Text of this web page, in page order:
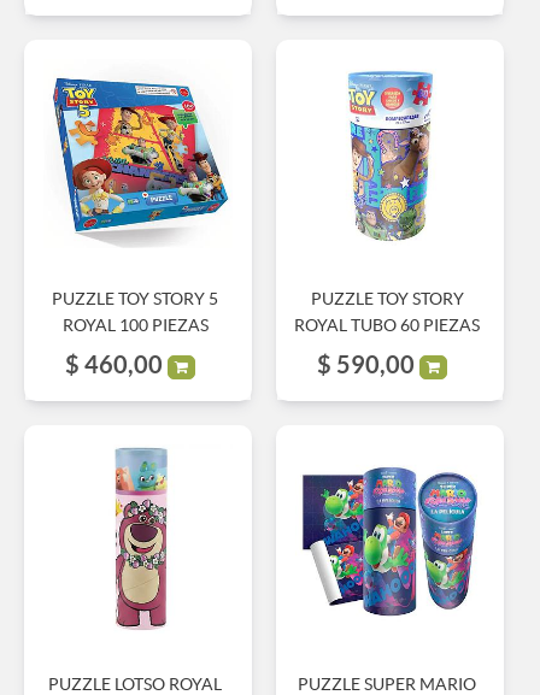
PUZZLE TOY STORY 5
ROYAL 100 PIEZAS
$ 460,00
PUZZLE TOY STORY
ROYAL TUBO 60 PIEZAS
$ 590,00
PUZZLE LOTSO ROYAL
PUZZLE SUPER MARIO